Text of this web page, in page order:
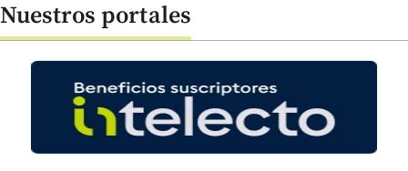
Nuestros portales